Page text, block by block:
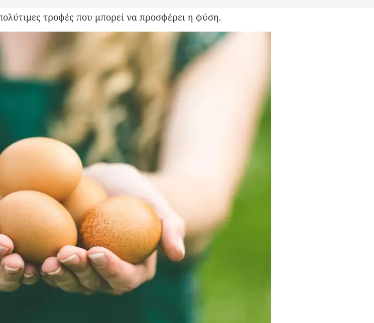
τροφές που μπορεί να προσφέρει η φύση.